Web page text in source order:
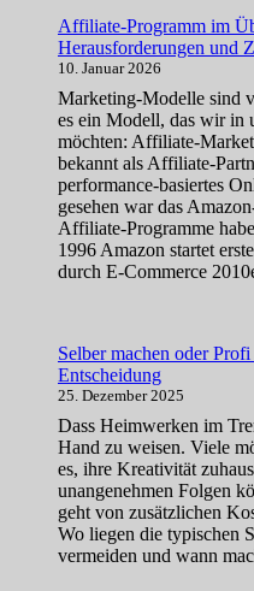
Affiliate-Programm im
Herausforderungen und
10. Januar 2026
Marketing-Modelle sind
es ein Modell, das wir in
möchten: Affiliate-
bekannt als Affiliate-
performance-basiertes
gesehen war das
Affiliate-Programme
1996 Amazon startet
durch E-Commerce
Selber machen oder
Entscheidung
25. Dezember 2025
Dass Heimwerken im
Hand zu weisen. Viele
es, ihre Kreativität
unangenehmen Folgen
geht von zusätzlichen
Wo liegen die typischen
vermeiden und wann